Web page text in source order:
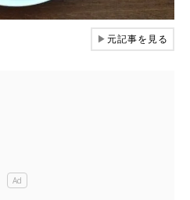
▶元記事を見る